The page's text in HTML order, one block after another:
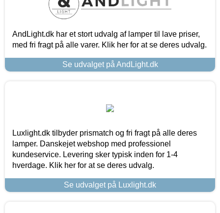
AndLight.dk har et stort udvalg af lamper til lave priser,
med fri fragt på alle varer. Klik her for at se deres udvalg.
Se udvalget på AndLight.dk
Luxlight.dk tilbyder prismatch og fri fragt på alle deres
lamper. Danskejet webshop med professionel
kundeservice. Levering sker typisk inden for 1-4
hverdage. Klik her for at se deres udvalg.
Se udvalget på Luxlight.dk